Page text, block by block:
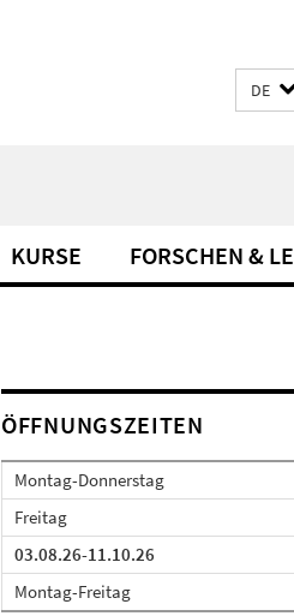
DE
KURSE FORSCHEN &
ÖFFNUNGSZEITEN
Montag-Donnerstag
Freitag
03.08.26-11.10.26
Montag-Freitag